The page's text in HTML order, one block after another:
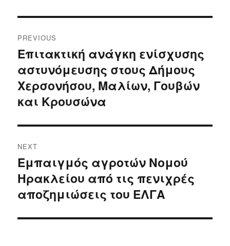
navigation
PREVIOUS
Previous
post:
Επιτακτική ανάγκη ενίσχυσης
αστυνόμευσης στους Δήμους
Χερσονήσου, Μαλίων, Γουβών
και Κρουσώνα
NEXT
Next
post:
Εμπαιγμός αγροτών Νομού
Ηρακλείου από τις πενιχρές
αποζημιώσεις του ΕΛΓΑ